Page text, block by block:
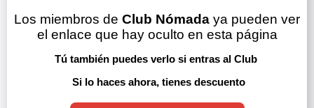
Los miembros de Club Nómada ya pueden ver
el enlace que hay oculto en esta página
Tú también puedes verlo si entras al Club
Si lo haces ahora, tienes descuento